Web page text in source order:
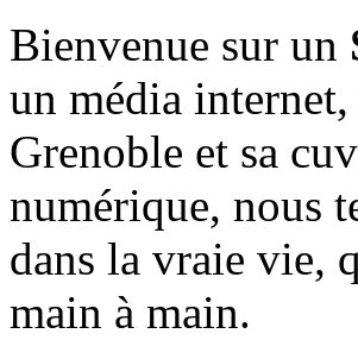
Bienvenue sur un
un média
Grenoble et sa
numérique, nous
dans la vraie vie,
main à main.